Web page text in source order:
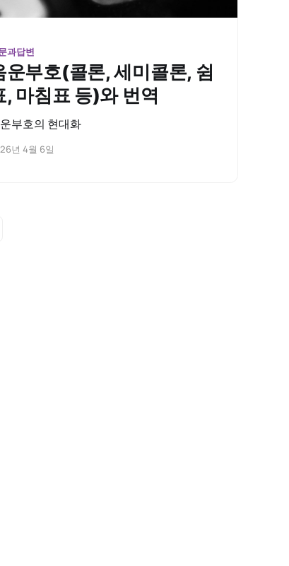
과답변
운부호(콜론, 세미콜론, 쉼
, 마침표 등)와 번역
부호의 현대화
년 4월 6일